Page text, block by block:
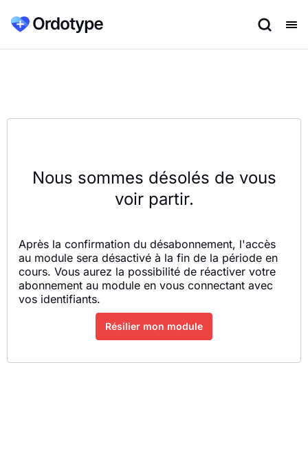
Nous sommes désolés de vous
voir partir.
Après la confirmation du désabonnement, l'accès
au module sera désactivé à la fin de la période en
cours. Vous aurez la possibilité de réactiver votre
abonnement au module en vous connectant avec
vos identifiants.